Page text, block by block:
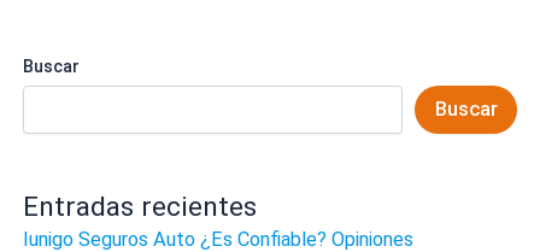
Buscar
Buscar
Entradas recientes
Iunigo Seguros Auto ¿Es Confiable? Opiniones